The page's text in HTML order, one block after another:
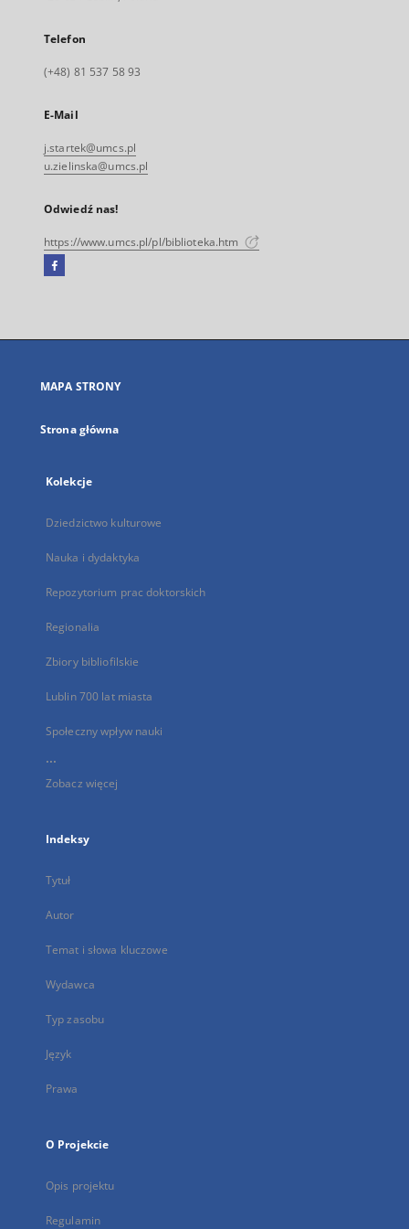
Telefon
(+48) 81 537 58 93
E-Mail
j.startek@umcs.pl
u.zielinska@umcs.pl
Odwiedź nas!
https://www.umcs.pl/pl/biblioteka.htm
Facebook
się
karcie
MAPA STRONY
Strona główna
Kolekcje
Dziedzictwo kulturowe
Nauka i dydaktyka
Repozytorium prac doktorskich
Regionalia
Zbiory bibliofilskie
Lublin 700 lat miasta
Społeczny wpływ nauki
...
Zobacz więcej
Indeksy
Tytuł
Autor
Temat i słowa kluczowe
Wydawca
Typ zasobu
Język
Prawa
O Projekcie
Opis projektu
Regulamin